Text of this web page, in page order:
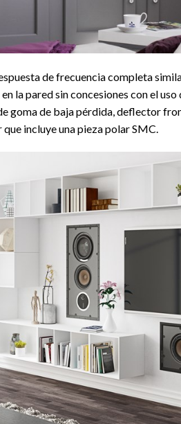
de frecuencia completa
la pared sin concesiones con el
goma de baja pérdida, deflector
incluye una pieza polar SMC.